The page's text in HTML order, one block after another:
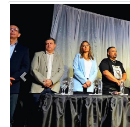
Previous